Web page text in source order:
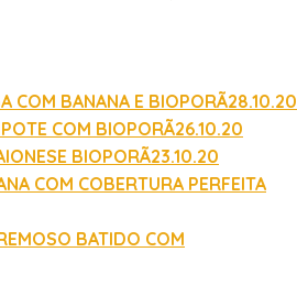
COM BANANA E BIOPORÃ28.10.20
COM BIOPORÃ26.10.20
BIOPORÃ23.10.20
COM COBERTURA PERFEITA
BATIDO COM